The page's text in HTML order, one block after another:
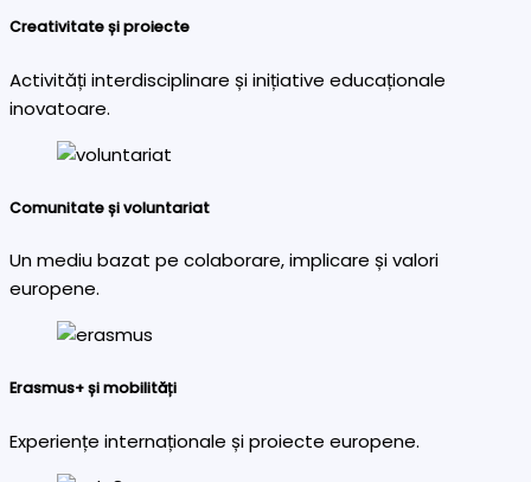
Creativitate și proiecte
Activități interdisciplinare și inițiative educaționale
inovatoare.
Comunitate și voluntariat
Un mediu bazat pe colaborare, implicare și valori
europene.
Erasmus+ și mobilități
Experiențe internaționale și proiecte europene.